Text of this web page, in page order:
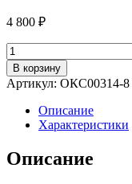
4 800 ₽
Количество
товара
Уличное
кресло
Лофтовик
оксфорд
бордовый
В корзину
Артикул: ОКС00314-8
Описание
Характеристики
Описание